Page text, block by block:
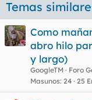
Temas
Como
abro hilo
y largo)
GoogleTM
Foro
Masunos 24 25